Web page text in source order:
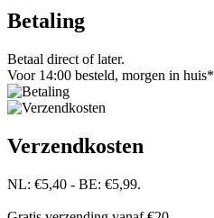
Betaling
Betaal direct of later.
Voor 14:00 besteld, morgen in huis*
Verzendkosten
NL: €5,40 - BE: €5,99.